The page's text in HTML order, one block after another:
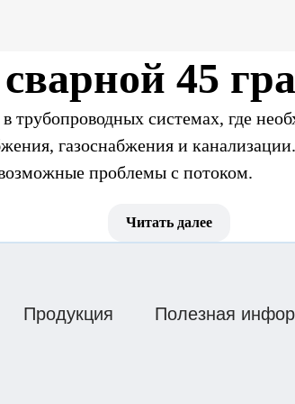
45
трубопроводных системах, где
газоснабжения и
проблемы с потоком.
сварных
45 градусов ПЭ100 обеспечивают
легко соединяется с трубами,
Читать далее
Наши
Продукция Полезная